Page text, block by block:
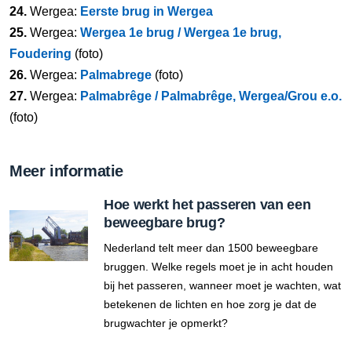
24. Wergea: Eerste brug in Wergea
25. Wergea: Wergea 1e brug / Wergea 1e brug,
Foudering (foto)
26. Wergea: Palmabrege (foto)
27. Wergea: Palmabrêge / Palmabrêge, Wergea/Grou e.o.
(foto)
Meer informatie
Hoe werkt het passeren van een
beweegbare brug?
Nederland telt meer dan 1500 beweegbare
bruggen. Welke regels moet je in acht houden
bij het passeren, wanneer moet je wachten, wat
betekenen de lichten en hoe zorg je dat de
brugwachter je opmerkt?